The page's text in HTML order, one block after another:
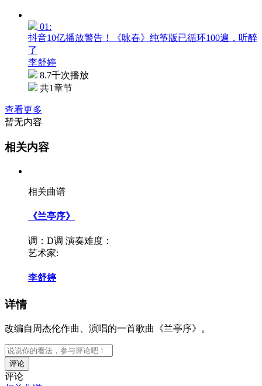
01:
抖音10亿播放警告！《咏春》纯筝版已循环100遍，听醉
了
李舒婷
8.7千次播放
共1章节
查看更多
暂无内容
相关内容
相关曲谱
《兰亭序》
调：D调 演奏难度：
艺术家:
李舒婷
详情
改编自周杰伦作曲、演唱的一首歌曲《兰亭序》。
评论
评论